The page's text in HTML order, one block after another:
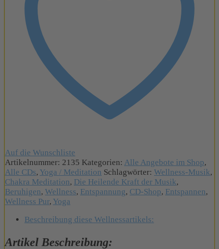
Heilende
Auf die Wunschliste
Artikelnummer: 2135 Kategorien: Alle Angebote im Shop,
Alle CDs, Yoga / Meditation Schlagwörter: Wellness-Musik,
Chakra Meditation, Die Heilende Kraft der Musik,
Beruhigen, Wellness, Entspannung, CD-Shop, Entspannen,
Wellness Pur, Yoga
Beschreibung diese Wellnessartikels:
Artikel Beschreibung: